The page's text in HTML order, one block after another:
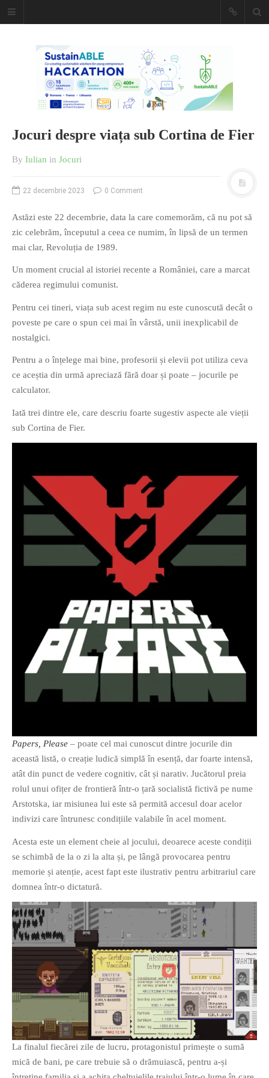
Caiet de
insemnari
DESCARCĂ!
O poveste in care sexul se
confunda cu dragostea,
poezia cu umorul.
If you like movies, words and
mind games, then this is the
book for you. Take the
challenge of creating your
famous movies by using the
RASFOIESTE
PAGINI
Ce fac?
Clasicul „Despre mine…”
Contact
Albastra!
Download 101 Movie
Acrostics!
PRIETENI APROPIATI
Victor Sosea – Designer
PRIETENI DIN AFARA BRESLEI
GloryBox.ro
Vreau-schimbare.ro
Jocuri despre viața sub Cortina de Fier
By Iulian in Jocuri
22 decembrie 2023 0 Comment
Astăzi este 22 decembrie, data la care comemorăm, că nu pot să
zic celebrăm, începutul a ceea ce numim, în lipsă de un termen
mai clar, Revoluția de 1989.
Un moment crucial al istoriei recente a României, care a marcat
căderea regimului comunist.
Pentru cei tineri, viața sub acest regim nu este cunoscută decât o
poveste pe care o spun cei mai în vârstă, unii inexplicabil de
nostalgici.
Pentru a o înțelege mai bine, profesorii și elevii pot utiliza ceva
ce aceștia din urmă apreciază fără doar și poate – jocurile pe
calculator.
Iată trei dintre ele, care descriu foarte sugestiv aspecte ale vieții
sub Cortina de Fier.
Papers, Please – poate cel mai cunoscut dintre jocurile din
această listă, o creație ludică simplă în esență, dar foarte intensă,
atât din punct de vedere cognitiv, cât și narativ. Jucătorul preia
rolul unui ofițer de frontieră într-o țară socialistă fictivă pe nume
Arstotska, iar misiunea lui este să permită accesul doar acelor
indivizi care întrunesc condițiile valabile în acel moment.
Acesta este un element cheie al jocului, deoarece aceste condiții
se schimbă de la o zi la alta și, pe lângă provocarea pentru
memorie și atenție, acest fapt este ilustrativ pentru arbitrariul care
domnea într-o dictatură.
La finalul fiecărei zile de lucru, protagonistul primește o sumă
mică de bani, pe care trebuie să o drămuiască, pentru a-și